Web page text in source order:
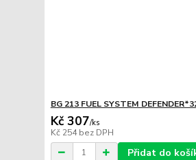
BG 213 FUEL SYSTEM
Kč 307/ks
Kč 254bez DPH
Přidat do